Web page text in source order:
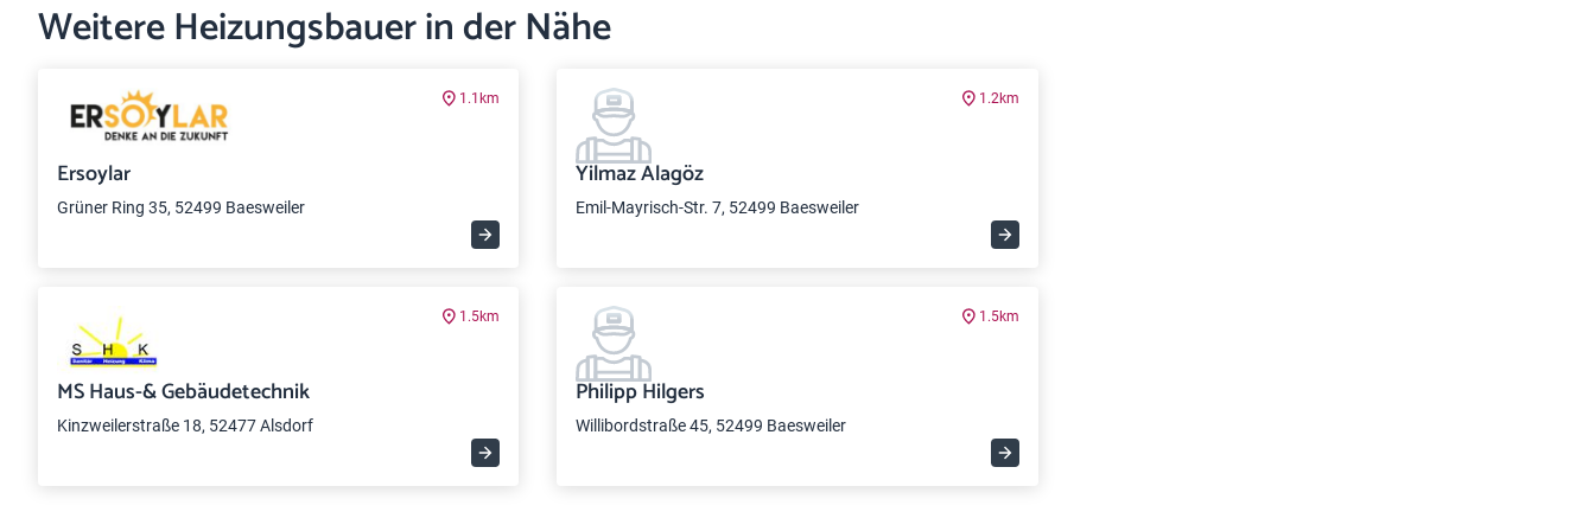
Weitere Heizungsbauer in der Nähe
1.1km
Ersoylar
Grüner Ring 35, 52499 Baesweiler
1.2km
Yilmaz Alagöz
Emil-Mayrisch-Str. 7, 52499 Baesweiler
1.5km
MS Haus-& Gebäudetechnik
Kinzweilerstraße 18, 52477 Alsdorf
1.5km
Philipp Hilgers
Willibordstraße 45, 52499 Baesweiler